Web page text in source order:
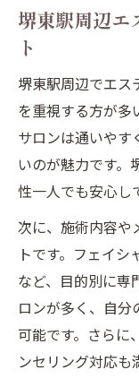
堺東駅
通い続
継続効果を
エステ
堺東駅
定期的
効果的
理
エステ
堺東駅周辺
堺東駅
解説
堺東駅周辺エ
ト
堺東駅周辺でエス
を重視する方が多
サロンは通いやす
いのが魅力です。
性一人でも安心し
次に、施術内容や
トです。フェイ
など、目的別に専
ロンが多く、自
可能です。さらに
ンセリング対応も